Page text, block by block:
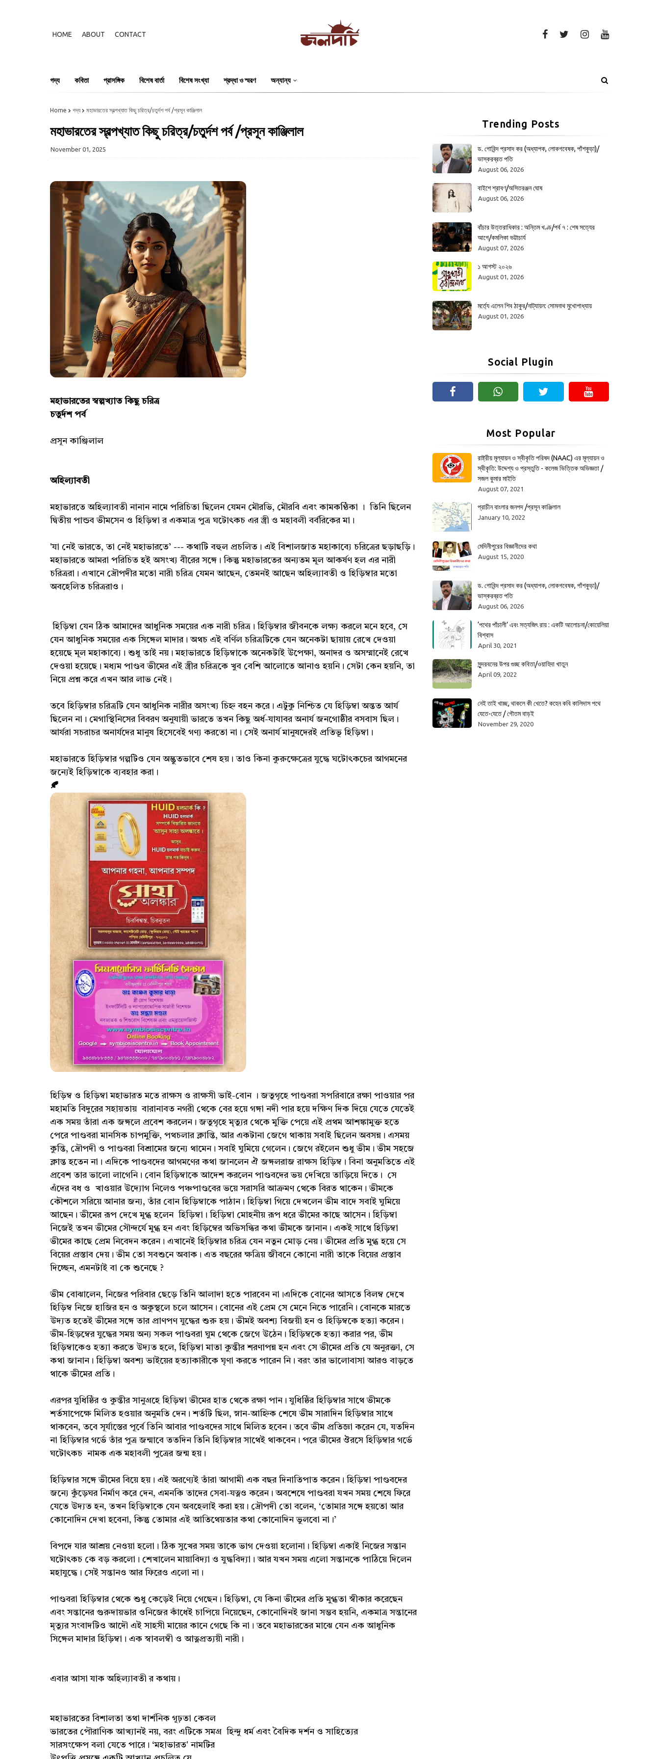
HOME ABOUT CONTACT
গদ্য কবিতা প্রাসঙ্গিক বিশেষ বার্তা বিশেষ সংখ্যা শ্রদ্ধা ও স্মরণ অন্যান্য
Home গদ্য মহাভারতের স্বল্পখ্যাত কিছু চরিত্র/চতুর্দশ পর্ব /প্রসূন কাঞ্জিলাল
মহাভারতের স্বল্পখ্যাত কিছু চরিত্র/চতুর্দশ পর্ব /প্রসূন কাঞ্জিলাল
November 01, 2025
মহাভারতের স্বল্পখ্যাত কিছু চরিত্র
চতুর্দশ পর্ব
প্রসূন কাঞ্জিলাল
অহিল্যাবতী
মহাভারতে অহিল্যাবতী নানান নামে পরিচিতা ছিলেন যেমন মৌরভি, মৌরবি এবং কামকণ্ঠিকা । তিনি ছিলেন
দ্বিতীয় পান্ডব ভীমসেন ও হিড়িম্বা র একমাত্র পুত্র ঘটোৎকচ এর স্ত্রী ও মহাবলী বর্বরিকের মা।
'যা নেই ভারতে, তা নেই মহাভারতে’ --- কথাটি বহুল প্রচলিত। এই বিশালজাত মহাকাব্যে চরিত্রের ছড়াছড়ি।
মহাভারতে আমরা পরিচিত হই অসংখ্য বীরের সঙ্গে। কিন্তু মহাভারতের অন্যতম মূল আকর্ষণ হল এর নারী
চরিত্ররা। এখানে দ্রৌপদীর মতো নারী চরিত্র যেমন আছেন, তেমনই আছেন অহিল্যাবতী ও হিড়িম্বার মতো
অবহেলিত চরিত্ররাও।
হিড়িম্বা যেন ঠিক আমাদের আধুনিক সময়ের এক নারী চরিত্র। হিড়িম্বার জীবনকে লক্ষ্য করলে মনে হবে, সে
যেন আধুনিক সময়ের এক সিঙ্গেল মাদার। অথচ এই বর্ণিল চরিত্রটিকে যেন অনেকটা ছায়ায় রেখে দেওয়া
হয়েছে মূল মহাকাব্যে। শুধু তাই নয়। মহাভারতে হিড়িম্বাকে অনেকটাই উপেক্ষা, অনাদর ও অসম্মানেই রেখে
দেওয়া হয়েছে। মধ্যম পাণ্ডব ভীমের এই স্ত্রীর চরিত্রকে খুব বেশি আলোতে আনাও হয়নি। সেটা কেন হয়নি, তা
নিয়ে প্রশ্ন করে এখন আর লাভ নেই।
তবে হিড়িম্বার চরিত্রটি যেন আধুনিক নারীর অসংখ্য চিহ্ন বহন করে। এটুকু নিশ্চিত যে হিড়িম্বা অন্তত আর্য
ছিলেন না। মেগাস্থিনিসের বিবরণ অনুযায়ী ভারতে তখন কিছু অর্ধ-যাযাবর অনার্য জনগোষ্ঠীর বসবাস ছিল।
আর্যরা সচরাচর অনার্যদের মানুষ হিসেবেই গণ্য করতো না। সেই অনার্য মানুষদেরই প্রতিভূ হিড়িম্বা।
মহাভারতে হিড়িম্বার গল্পটিও যেন অদ্ভুতভাবে শেষ হয়। তাও কিনা কুরুক্ষেত্রের যুদ্ধে ঘটোৎকচের আগমনের
জন্যেই হিড়িম্বাকে ব্যবহার করা।
🍂
হিড়িম্ব ও হিড়িম্বা মহাভারত মতে রাক্ষস ও রাক্ষসী ভাই-বোন । জতুগৃহে পাণ্ডবরা সপরিবারে রক্ষা পাওয়ার পর
মহামতি বিদুরের সহায়তায় বারানাবত নগরী থেকে বের হয়ে গঙ্গা নদী পার হয়ে দক্ষিণ দিক দিয়ে যেতে যেতেই
এক সময় তাঁরা এক জঙ্গলে প্রবেশ করলেন। জতুগৃহে মৃত্যুর থেকে মুক্তি পেয়ে এই প্রথম আশঙ্কামুক্ত হতে
পেরে পাণ্ডবরা মানসিক চাপমুক্তি, পথচলার ক্লান্তি, আর একটানা জেগে থাকায় সবাই ছিলেন অবসন্ন। এসময়
কুন্তি, দ্রৌপদী ও পাণ্ডবরা বিশ্রামের জন্যে থামেন। সবাই ঘুমিয়ে গেলেন। জেগে রইলেন শুধু ভীম। ভীম সহজে
ক্লান্ত হতেন না। এদিকে পাণ্ডবদের আগমণের কথা জানলেন ঐ জঙ্গলরাজ রাক্ষস হিড়িম্ব। বিনা অনুমতিতে এই
প্রবেশ তার ভালো লাগেনি। বোন হিড়িম্বাকে আদেশ করলেন পাণ্ডবদের ভয় দেখিয়ে তাড়িয়ে দিতে। সে
এঁদের বধ ও খাওয়ার উদ্যোগ নিলেও পঞ্চপাণ্ডবের ভয়ে সরাসরি আক্রমণ থেকে বিরত থাকেন। ভীমকে
কৌশলে সরিয়ে আনার জন্য, তাঁর বোন হিড়িম্বাকে পাঠান। হিড়িম্বা গিয়ে দেখলেন ভীম বাদে সবাই ঘুমিয়ে
আছেন। ভীমের রূপ দেখে মুগ্ধ হলেন হিড়িম্বা। হিড়িম্বা মোহনীয় রূপ ধরে ভীমের কাছে আসেন। হিড়িম্বা
নিজেই তখন ভীমের সৌন্দর্যে মুগ্ধ হন এবং হিড়িম্বের অভিসন্ধির কথা ভীমকে জানান। একই সাথে হিড়িম্বা
ভীমের কাছে প্রেম নিবেদন করেন। এখানেই হিড়িম্বার চরিত্র যেন নতুন মোড় নেয়। ভীমের প্রতি মুগ্ধ হয়ে সে
বিয়ের প্রস্তাব দেয়। ভীম তো সবশুনে অবাক। এত বছরের ক্ষত্রিয় জীবনে কোনো নারী তাকে বিয়ের প্রস্তাব
দিচ্ছেন, এমনটাই বা কে শুনেছে ?
ভীম বোঝালেন, নিজের পরিবার ছেড়ে তিনি আলাদা হতে পারবেন না।এদিকে বোনের আসতে বিলম্ব দেখে
হিড়িম্ব নিজে হাজির হন ও অকুস্থলে চলে আসেন। বোনের এই প্রেম সে মেনে নিতে পারেনি। বোনকে মারতে
উদ্যত হতেই ভীমের সঙ্গে তার প্রাণপণ যুদ্ধের শুরু হয়। ভীমই অবশ্য বিজয়ী হন ও হিড়িম্বকে হত্যা করেন।
ভীম-হিড়ম্বের যুদ্ধের সময় অন্য সকল পাণ্ডবরা ঘুম থেকে জেগে উঠেন। হিড়িম্বকে হত্যা করার পর, ভীম
হিড়িম্বাকেও হত্যা করতে উদ্যত হলে, হিড়িম্বা মাতা কুন্তীর শরণাপন্ন হন এবং সে ভীমের প্রতি যে অনুরক্তা, সে
কথা জানান। হিড়িম্বা অবশ্য ভাইয়ের হত্যাকারীকে ঘৃণা করতে পারেন নি। বরং তার ভালোবাসা আরও বাড়তে
থাকে ভীমের প্রতি।
এরপর যুধিষ্ঠির ও কুন্তীর সানুগ্রহে হিড়িম্বা ভীমের হাত থেকে রক্ষা পান। যুধিষ্ঠির হিড়িম্বার সাথে ভীমকে
শর্তসাপেক্ষে মিলিত হওয়ার অনুমতি দেন। শর্তটি ছিল, স্নান-আহ্নিক শেষে ভীম সারাদিন হিড়িম্বার সাথে
থাকবেন, তবে সূর্যাস্তের পূর্বে তিনি আবার পাণ্ডবদের সাথে মিলিত হবেন। তবে ভীম প্রতিজ্ঞা করেন যে, যতদিন
না হিড়িম্বার গর্ভে তাঁর পুত্র জন্মাবে ততদিন তিনি হিড়িম্বার সাথেই থাকবেন। পরে ভীমের ঔরসে হিড়িম্বার গর্ভে
ঘটোৎকচ নামক এক মহাবলী পুত্রের জন্ম হয়।
হিড়িম্বার সঙ্গে ভীমের বিয়ে হয়। এই অরণ্যেই তাঁরা আগামী এক বছর দিনাতিপাত করেন। হিড়িম্বা পাণ্ডবদের
জন্যে কুঁড়েঘর নির্মাণ করে দেন, এমনকি তাদের সেবা-যত্নও করেন। অবশেষে পাণ্ডবরা যখন সময় শেষে ফিরে
যেতে উদ্যত হন, তখন হিড়িম্বাকে যেন অবহেলাই করা হয়। দ্রৌপদী তো বলেন, ‘তোমার সঙ্গে হয়তো আর
কোনোদিন দেখা হবেনা, কিন্তু তোমার এই আতিথেয়তার কথা কোনোদিন ভুলবো না।’
বিপদে যার আশ্রয় নেওয়া হলো। ঠিক সুখের সময় তাকে ভাগ দেওয়া হলোনা। হিড়িম্বা একাই নিজের সন্তান
ঘটোৎকচ কে বড় করলো। শেখালেন মায়াবিদ্যা ও যুদ্ধবিদ্যা। আর যখন সময় এলো সন্তানকে পাঠিয়ে দিলেন
মহাযুদ্ধে। সেই সন্তানও আর ফিরেও এলো না।
পাণ্ডবরা হিড়িম্বার থেকে শুধু কেড়েই নিয়ে গেছেন। হিড়িম্বা, যে কিনা ভীমের প্রতি মুগ্ধতা স্বীকার করেছেন
এবং সন্তানের গুরুদায়ভার ওনিজের কাঁধেই চাপিয়ে নিয়েছেন, কোনোদিনই জানা সম্ভব হয়নি, একমাত্র সন্তানের
মৃত্যুর সংবাদটিও আদৌ এই সাহসী মায়ের কানে গেছে কি না। তবে মহাভারতের মাঝে যেন এক আধুনিক
সিঙ্গেল মাদার হিড়িম্বা। এক স্বাবলম্বী ও আত্নপ্রত্যয়ী নারী।
এবার আসা যাক অহিল্যাবতী র কথায়।
মহাভারতের বিশালতা তথা দার্শনিক গূঢ়তা কেবল
ভারতের পৌরাণিক আখ্যানই নয়, বরং এটিকে সমগ্র হিন্দু ধর্ম এবং বৈদিক দর্শন ও সাহিত্যের
সারসংক্ষেপ বলা যেতে পারে। ‘মহাভারত' নামটির
Trending Posts
ড. গোবিন্দ প্রসাদ কর (অধ্যাপক, লোকগবেষক, পাঁশকুড়া)/
ভাস্করব্রত পতি
August 06, 2026
বাইশে শ্রাবণ/অসিতরঞ্জন ঘোষ
August 06, 2026
বাঁচার উত্তরাধিকার : অন্তিম খণ্ড/পর্ব ৭ : শেষ সত্যের
আগে/কমলিকা ভট্টাচার্য
August 07, 2026
১ আগস্ট ২০২৬
August 01, 2026
মর্ত্যে এলেন শিব ঠাকুর/নাট্যায়ন: সোমনাথ মুখোপাধ্যায়
August 01, 2026
Social Plugin
Most Popular
রাষ্ট্রীয় মূল্যায়ন ও স্বীকৃতি পরিষদ (NAAC) এর মূল্যায়ন ও
স্বীকৃতি: উদ্দেশ্য ও প্রস্তুতি - কলেজ ভিত্তিক অভিজ্ঞতা /
সজল কুমার মাইতি
August 07, 2021
প্রাচীন বাংলার জনপদ /প্রসূন কাঞ্জিলাল
January 10, 2022
মেদিনীপুরের বিজ্ঞানীদের কথা
August 15, 2020
ড. গোবিন্দ প্রসাদ কর (অধ্যাপক, লোকগবেষক, পাঁশকুড়া)/
ভাস্করব্রত পতি
August 06, 2026
‘পথের পাঁচালী’ এবং সত্যজিৎ রায় : একটি আলোচনা/কোয়েলিয়া
বিশ্বাস
April 30, 2021
সুন্দরবনের উপর গুচ্ছ কবিতা/ওয়াহিদা খাতুন
April 09, 2022
নেই তাই খাচ্ছ, থাকলে কী খেতে? কহেন কবি কালিদাস পথে
যেতে-যেতে / গৌতম বাড়ই
November 29, 2020